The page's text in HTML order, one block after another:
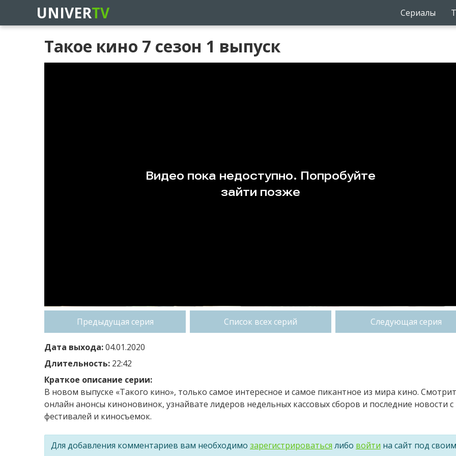
UNIVERTV Сериалы
Такое кино 7 сезон 1 выпуск
Предыдущая серия Список всех серий Следующая серия
Дата выхода:04.01.2020
Длительность: 22:42
Краткое описание серии:
В новом выпуске «Такого кино», только самое интересное и самое пикантное из мира кино.
онлайн анонсы киноновинок, узнайвате лидеров недельных кассовых сборов и последние новости с
фестивалей и киносъемок.
Для добавления комментариев вам необходимо зарегистрироваться либо войти на сайт под своим